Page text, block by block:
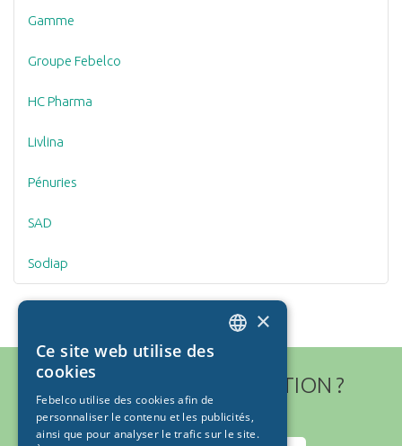
Gamme
Groupe Febelco
HC Pharma
Livlina
Pénuries
SAD
Sodiap
AVEZ-VOUS UNE QUESTION ?
×
Ce site web utilise des
cookies
Febelco utilise des cookies afin de
personnaliser le contenu et les publicités,
ainsi que pour analyser le trafic sur le site.